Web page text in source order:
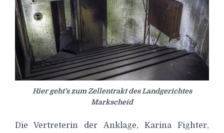
Hier geht’s zum Zellentrakt des Landgerichtes
Markscheid
Die Vertreterin der Anklage, Karina Fighter,